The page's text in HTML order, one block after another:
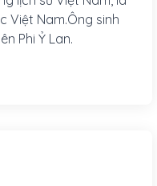
Việt Nam.Ông sinh
Phi Ỷ Lan.